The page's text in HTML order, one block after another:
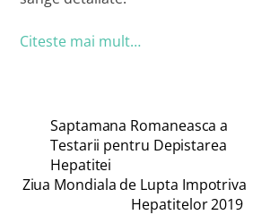
Citeste mai mult…
Saptamana Romaneasca a
Testarii pentru Depistarea
Hepatitei
Ziua Mondiala de Lupta Impotriva
Hepatitelor 2019